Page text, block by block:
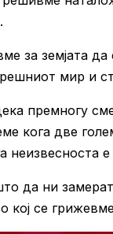
за земјата
мир и
премногу
кога две
неизвесноста
да ни
кој се